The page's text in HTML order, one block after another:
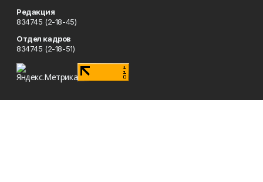
Редакция
834745 (2-18-45)
Отдел кадров
834745 (2-18-51)